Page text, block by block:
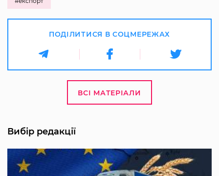
ПОДІЛИТИСЯ В СОЦМЕРЕЖАХ
ВСІ МАТЕРІАЛИ
Вибір редакції